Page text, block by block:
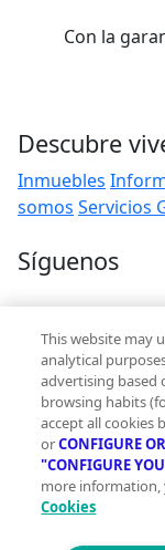
Con la
Descubre
Inmuebles
somos Servicios
Síguenos
Contacto
Aviso Legal
Condiciones de uso
Politica de
This website may
analytical
advertising based
browsing habits
accept all cookies
orCONFIGURE
"CONFIGURE
more information,
Cookies